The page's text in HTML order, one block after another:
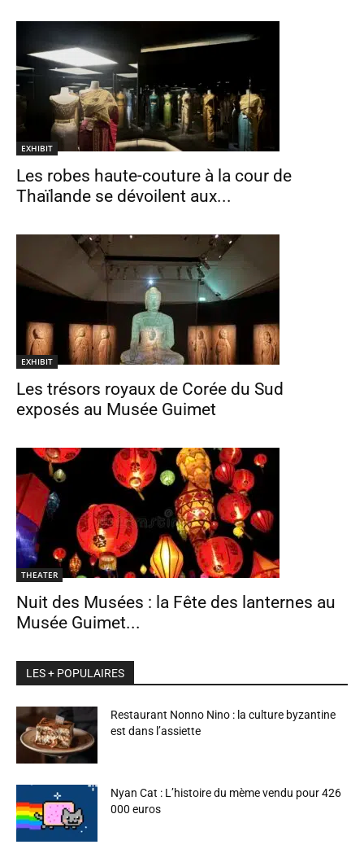
EXHIBIT
Les robes haute-couture à la cour de
Thaïlande se dévoilent aux...
EXHIBIT
Les trésors royaux de Corée du Sud
exposés au Musée Guimet
THEATER
Nuit des Musées : la Fête des lanternes au
Musée Guimet...
LES + POPULAIRES
Restaurant Nonno Nino : la culture byzantine
est dans l’assiette
Nyan Cat : L’histoire du mème vendu pour 426
000 euros